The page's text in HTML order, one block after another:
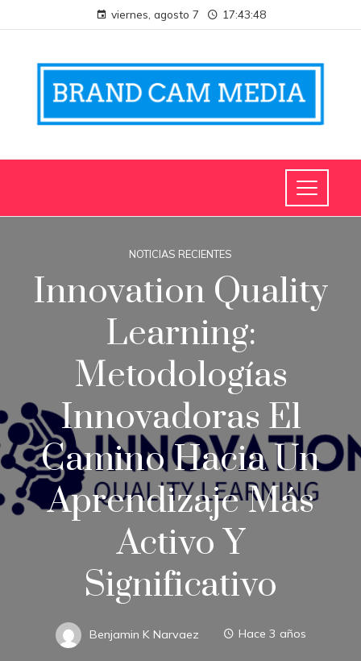
viernes, agosto 7 17:43:49
NOTICIAS RECIENTES
Innovation Quality
Learning:
Metodologías
Innovadoras El
Camino Hacia Un
Aprendizaje Más
Activo Y
Significativo
Benjamin K Narvaez Hace 3 años